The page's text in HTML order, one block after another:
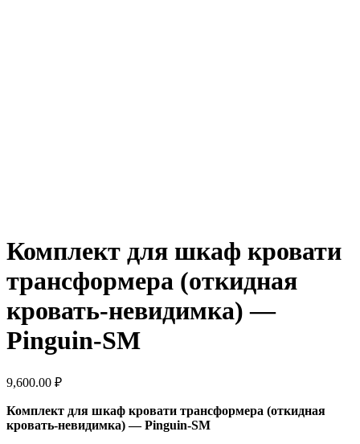
Комплект для шкаф кровати
трансформера (откидная
кровать-невидимка) —
Pinguin-SM
9,600.00 ₽
Комплект для шкаф кровати трансформера (откидная
кровать-невидимка) — Pinguin-SM